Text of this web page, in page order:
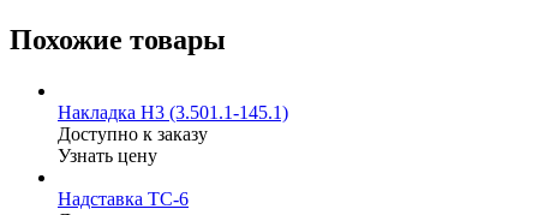
Похожие товары
Накладка Н3 (3.501.1-145.1)
Доступно к заказу
Узнать цену
Надставка ТС-6